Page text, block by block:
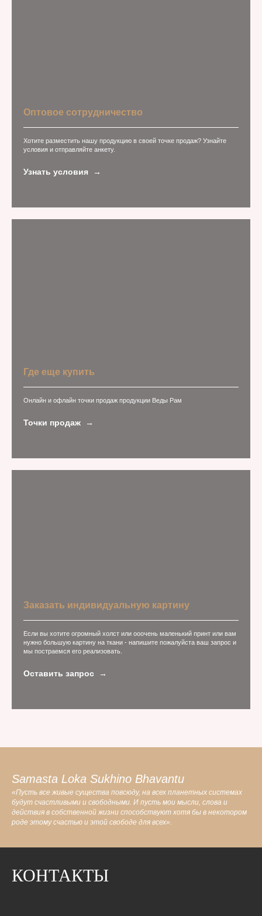
Оптовое сотрудничество
Хотите разместить нашу продукцию в своей точке продаж? Узнайте
условия и отправляйте анкету.
Узнать условия
Где еще купить
Онлайн и офлайн точки продаж продукции Веды Рам
Точки продаж
Заказать индивидуальную картину
Если вы хотите огромный холст или ооочень маленький принт или вам
нужно большую картину на ткани - напишите пожалуйста ваш запрос и
мы постраемся его реализовать.
Оставить запрос
Samasta Loka Sukhino Bhavantu
«Пусть все живые существа повсюду, на всех планетных системах
будут счастливыми и свободными. И пусть мои мысли, слова и
действия в собственной жизни способствуют хотя бы в некотором
роде этому счастью и этой свободе для всех».
КОНТАКТЫ